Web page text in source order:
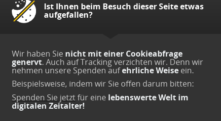
Ist Ihnen beim Besuch dieser Seite etwas
aufgefallen?
Wir haben Sie nicht mit einer Cookieabfrage
genervt. Auch auf Tracking verzichten wir. Denn wir
nehmen unsere Spenden aufehrliche Weise ein.
Beispielsweise, indem wir Sie offen darum bitten:
Spenden Sie jetztfür eine lebenswerte Welt im
digitalen Zeitalter!